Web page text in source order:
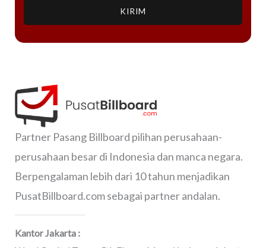
KIRIM
Partner Pasang Billboard pilihan perusahaan-
perusahaan besar di Indonesia dan manca negara.
Berpengalaman lebih dari 10 tahun menjadikan
PusatBillboard.com sebagai partner andalan.
Kantor Jakarta :